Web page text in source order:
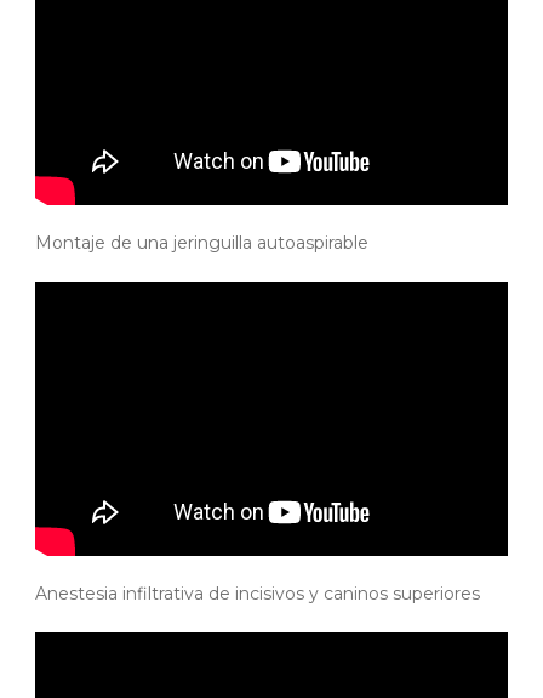
Montaje de una jeringuilla autoaspirable
Anestesia infiltrativa de incisivos y caninos superiores